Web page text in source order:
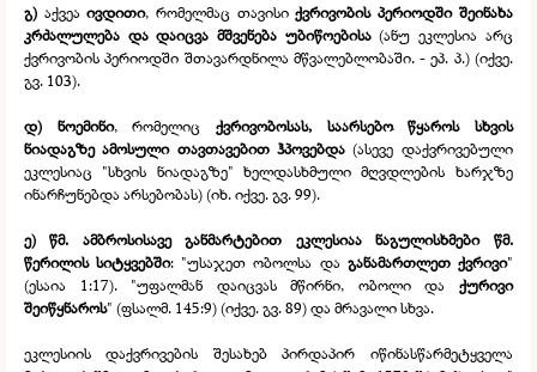
გ) აქვეა ივდითი, რომელმაც თავისი ქვრივობის პერიოდში შეინახა
კრძალულება და დაიცვა მშვენება უბიწოებისა (ანუ ეკლესია არც
ქვრივობის პერიოდში შთავარდნილა მწვალებლობაში. - ეპ. პ.) (იქვე.
გვ. 103).
დ) ნოემინი, რომელიც
ქვრივობოსას, საარსებო წყაროს სხვის
ნიადაგზე ამოსული თავთავებით ჰპოვებდა (ასევე დაქვრივებული
ეკლესიაც "სხვის ნიადაგზე" ხელდასხმული მღვდლების ხარჯზე
ინარჩუნებდა არსებობას) (იხ. იქვე. გვ. 99).
ე) წმ. ამბროსისავე განმარტებით ეკლესიაა ნაგულისხმები წმ.
წერილის სიტყვებში: "უსაჯეთ ობოლსა და განამართლეთ ქვრივი"
(ესაია 1:17). "უფალმან დაიცვას მწირნი, ობოლი და
ქურივი
შეიწყნაროს" (ფსალმ. 145:9) (იქვე. გვ. 89) და მრავალი სხვა.
ეკლესიის დაქვრივების შესახებ პირდაპირ იწინასწარმეტყველა